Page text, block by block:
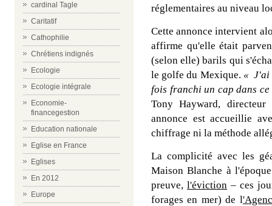
cardinal Tagle
Caritatif
Cathophilie
Chrétiens indignés
Ecologie
Ecologie intégrale
Economie-
financegestion
Education nationale
Eglise en France
Eglises
En 2012
Europe
réglementaires au niveau
Cette annonce intervient
affirme qu'elle était
(selon elle) barils qui
le golfe du Mexique. « J'ai
fois franchi un cap dans ce
Tony Hayward,
annonce est accueillie
chiffrage ni la méthode
La complicité avec les
Maison Blanche à
preuve, l'éviction – ces
forages en mer) de l